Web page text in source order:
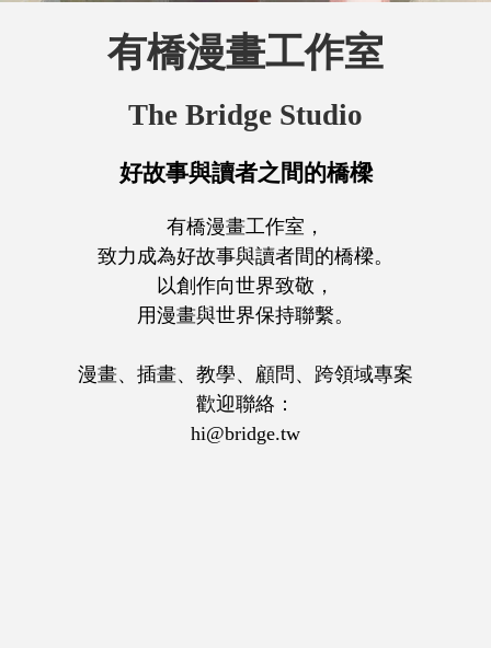
有橋漫畫工作室
The Bridge Studio
好故事與讀者之間的橋樑
有橋漫畫工作室，
致力成為好故事與讀者間的橋樑。
以創作向世界致敬，
用漫畫與世界保持聯繫。
漫畫、插畫、教學、顧問、跨領域專案
歡迎聯絡：
hi@bridge.tw